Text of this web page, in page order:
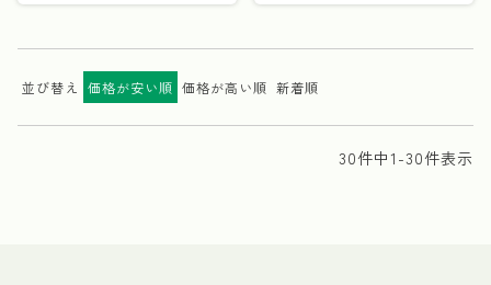
並び替え 価格が安い順 価格が高い順 新着順
30件中1 -30件表示